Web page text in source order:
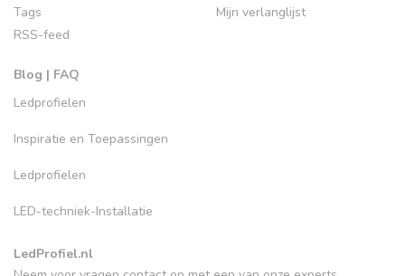
Tags
RSS-feed
Blog | FAQ
Ledprofielen
Inspiratie en Toepassingen
Ledprofielen
LED-techniek-Installatie
Mijn verlanglijst
LedProfiel.nl